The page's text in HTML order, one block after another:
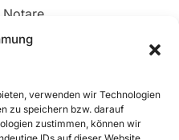
verwenden wir Technologien
zu speichern bzw. darauf
zustimmen, können wir
Notare